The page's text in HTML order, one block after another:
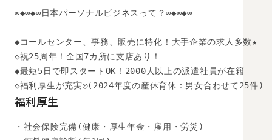
∞◆∞◆∞日本パーソナルビジネスって？∞◆∞◆∞
◆コールセンター、事務、販売に特化！大手企業の求人多数★
◇祝25周年！全国7カ所に支店あり！
◆最短5日で即スタートOK！2000人以上の派遣社員が在籍
◇福利厚生が充実◎(2024年度の産休育休：男女合わせて25件)
福利厚生
・社会保険完備(健康・厚生年金・雇用・労災)